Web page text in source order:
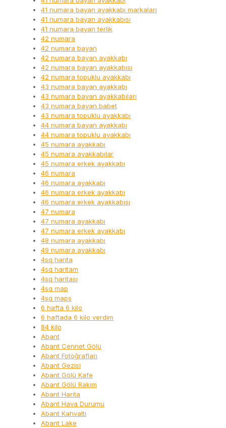
41 numara bayan ayakkabı markaları
41 numara bayan ayakkabısı
41 numara bayan terlik
42 numara
42 numara bayan
42 numara bayan ayakkabı
42 numara bayan ayakkabısı
42 numara topuklu ayakkabı
43 numara bayan ayakkabı
43 numara bayan ayakkabıları
43 numara bayan babet
43 numara topuklu ayakkabı
44 numara bayan ayakkabı
44 numara topuklu ayakkabı
45 numara ayakkabı
45 numara ayakkabılar
45 numara erkek ayakkabı
46 numara
46 numara ayakkabı
46 numara erkek ayakkabı
46 numara erkek ayakkabısı
47 numara
47 numara ayakkabı
47 numara erkek ayakkabı
48 numara ayakkabı
49 numara ayakkabı
4sq harita
4sq haritam
4sq haritası
4sq map
4sq maps
6 hafta 6 kilo
6 haftada 6 kilo verdim
84 kilo
Abant
Abant Cennet Gölü
Abant Fotoğrafları
Abant Gezisi
Abant Gölü Kafe
Abant Gölü Rakım
Abant Harita
Abant Hava Durumu
Abant Kahvaltı
Abant Lake